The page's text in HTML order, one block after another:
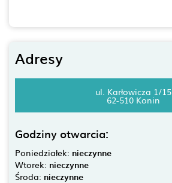
Adresy
ul. Karłowicza 1/15
62-510 Konin
Godziny otwarcia:
Poniedziałek: nieczynne
Wtorek: nieczynne
Środa: nieczynne